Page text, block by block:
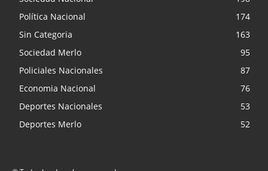
Política Nacional
174
Sin Categoria
163
Sociedad Merlo
95
Policiales Nacionales
87
Economia Nacional
76
Deportes Nacionales
53
Deportes Merlo
52